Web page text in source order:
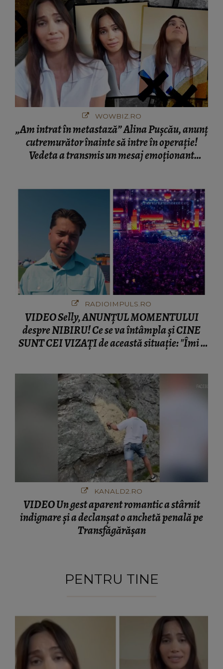
WOWBIZ.RO
„Am intrat în metastază” Alina Pușcău, anunț
cutremurător înainte să intre în operație!
Vedeta a transmis un mesaj emoționant
RADIOIMPULS.RO
VIDEO Selly, ANUNȚUL MOMENTULUI
despre NIBIRU! Ce se va întâmpla și CINE
SUNT CEI VIZAȚI de această situație: "Îmi e
KANALD2.RO
VIDEO Un gest aparent romantic a stârnit
indignare și a declanșat o anchetă penală pe
Transfăgărășan
PENTRU TINE